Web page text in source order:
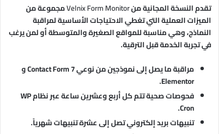
تقدم النسخة المجانية منVelnix Form Monitorمجموعة من
الميزات العملية التي تغطي الاحتياجات الأساسية لمراقبة
النماذج، وهي مناسبة للمواقع الصغيرة والمتوسطة أو لمن يرغب
في تجربة الخدمة قبل الترقية.
مراقبة ما يصل إلى نموذجين من نوعي Contact Form 7 و
Elementor.
فحوصات صحية تتم كل أربع وعشرين ساعة عبر نظام WP
Cron.
تنبيهات بريد إلكتروني تصل إلى عشرة تنبيهات شهرياً.